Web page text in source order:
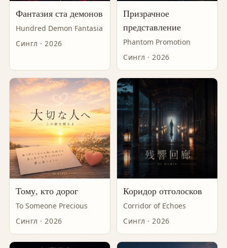
Фантазия ста демонов
Hundred Demon Fantasia
Сингл · 2026
Призрачное
представление
Phantom Promotion
Сингл · 2026
Тому, кто дорог
To Someone Precious
Сингл · 2026
Коридор отголосков
Corridor of Echoes
Сингл · 2026